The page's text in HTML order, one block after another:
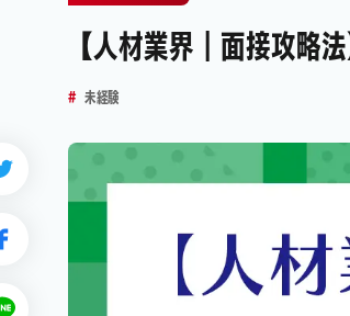
【人材業界｜面接攻略
未経験